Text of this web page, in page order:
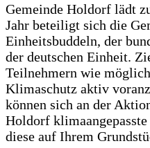
Gemeinde Holdorf lädt
Jahr beteiligt sich die
Einheitsbuddeln, der
der deutschen Einheit.
Teilnehmern wie
Klimaschutz aktiv
können sich an der
Holdorf
diese auf Ihrem